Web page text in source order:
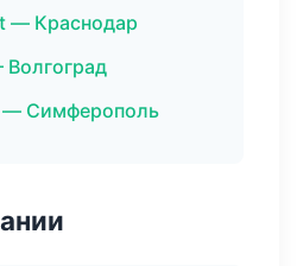
— Краснодар
— Симферополь